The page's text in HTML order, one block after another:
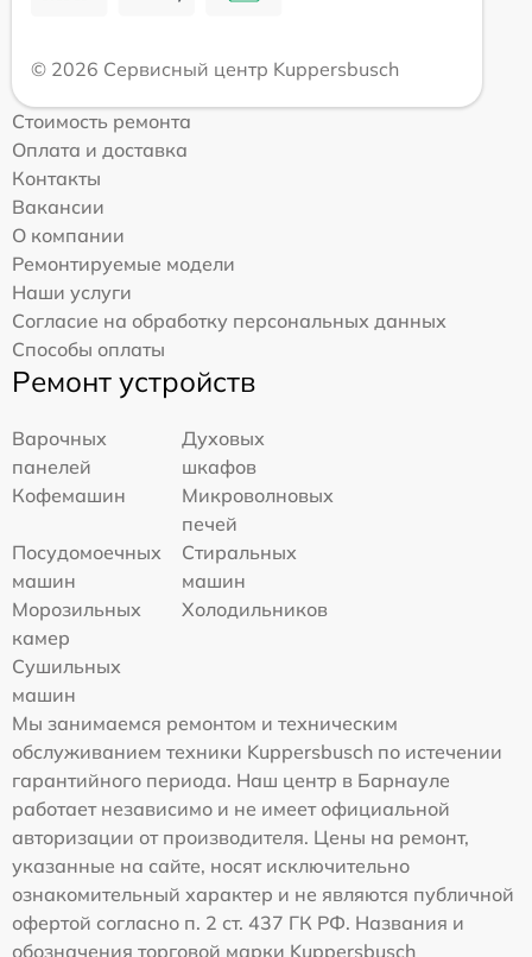
© 2026 Сервисный центр Kuppersbusch
Стоимость ремонта
Оплата и доставка
Контакты
Вакансии
О компании
Ремонтируемые модели
Наши услуги
Согласие на обработку персональных данных
Способы оплаты
Ремонт устройств
Варочных
панелей
Духовых
шкафов
Кофемашин
Микроволновых
печей
Посудомоечных
машин
Стиральных
машин
Морозильных
камер
Холодильников
Сушильных
машин
Мы занимаемся ремонтом и техническим
обслуживанием техники Kuppersbusch по истечении
гарантийного периода. Наш центр в Барнауле
работает независимо и не имеет официальной
авторизации от производителя. Цены на ремонт,
указанные на сайте, носят исключительно
ознакомительный характер и не являются публичной
офертой согласно п. 2 ст. 437 ГК РФ. Названия и
обозначения торговой марки Kuppersbusch